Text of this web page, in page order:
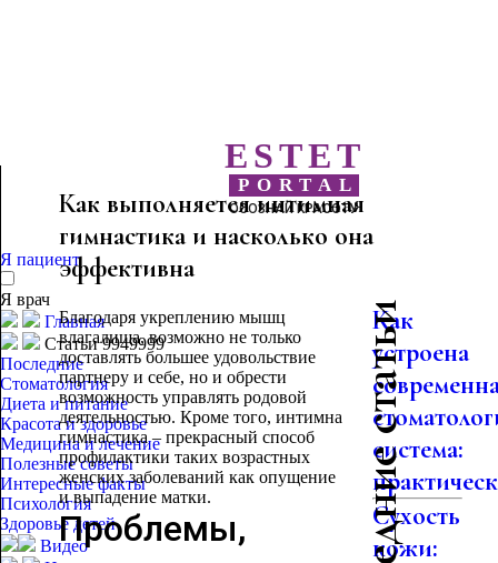
ESTET
PORTAL
ОСОЗНАЙ КРАСОТУ
Я пациент
Я врач
Главная
Статьи 9949999
Последние
Стоматология
Диета и питание
Красота и здоровье
Медицина и лечение
Полезные советы
Интересные факты
Психология
Здоровье детей
Видео
Как выполняется интимная
гимнастика и насколько она
эффективна
Благодаря укреплению мышц
влагалища, возможно не только
доставлять большее удовольствие
партнеру и себе, но и обрести
возможность управлять родовой
деятельностью. Кроме того, интимна
гимнастика – прекрасный способ
профилактики таких возрастных
женских заболеваний как опущение
и выпадение матки.
Проблемы,
Последние статьи
Как
устроена
система:
Сухость
кожи: